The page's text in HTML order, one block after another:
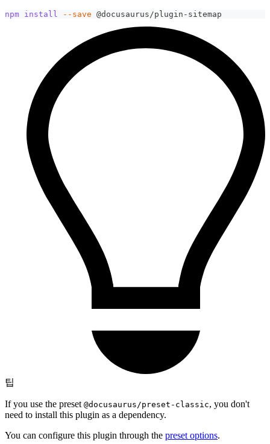
npm install --save @docusaurus/plugin-sitemap
팁
If you use the preset @docusaurus/preset-classic, you don't
need to install this plugin as a dependency.
You can configure this plugin through the preset options.